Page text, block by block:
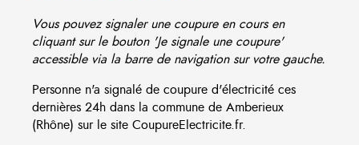
Vous pouvez signaler une coupure en cours en
cliquant sur le bouton 'Je signale une coupure'
accessible via la barre de navigation sur votre gauche.
Personne n'a signalé de coupure d'électricité ces
dernières 24h dans la commune de Amberieux
(Rhône) sur le site CoupureElectricite.fr.